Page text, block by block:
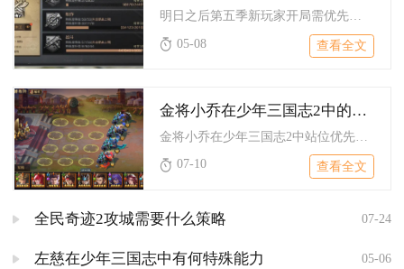
明日之后第五季新玩家开局需优先选人类阵营、合理分配资源、尽早...
05-08
查看全文
金将小乔在少年三国志2中的站位需要注意哪些攻略搭配因素
金将小乔在少年三国志2中站位优先选择4号位常规后排，同时根据...
07-10
查看全文
全民奇迹2攻城需要什么策略 07-24
左慈在少年三国志中有何特殊能力 05-06